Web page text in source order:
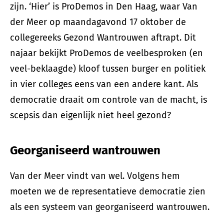
zijn. ‘Hier’ is ProDemos in Den Haag, waar Van
der Meer op maandagavond 17 oktober de
collegereeks Gezond Wantrouwen aftrapt. Dit
najaar bekijkt ProDemos de veelbesproken (en
veel-beklaagde) kloof tussen burger en politiek
in vier colleges eens van een andere kant. Als
democratie draait om controle van de macht, is
scepsis dan eigenlijk niet heel gezond?
Georganiseerd wantrouwen
Van der Meer vindt van wel. Volgens hem
moeten we de representatieve democratie zien
als een systeem van georganiseerd wantrouwen.